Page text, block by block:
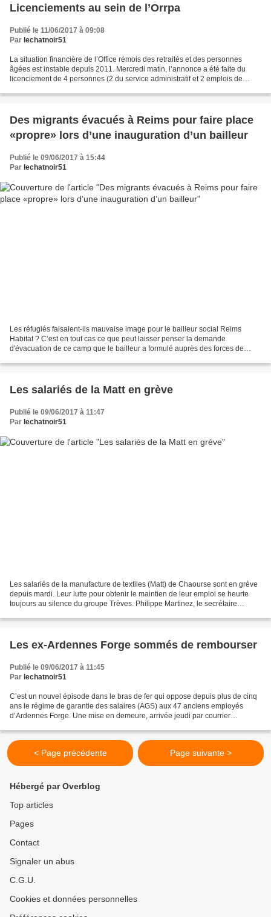
Licenciements au sein de l’Orrpa
Publié le 11/06/2017 à 09:08
Par lechatnoir51
La situation financière de l’Office rémois des retraités et des personnes
âgées est instable depuis 2011. Mercredi matin, l’annonce a été faite du
licenciement de 4 personnes (2 du service administratif et 2 emplois de
Des migrants évacués à Reims pour faire place
«propre» lors d’une inauguration d’un bailleur
Publié le 09/06/2017 à 15:44
Par lechatnoir51
Les réfugiés faisaient-ils mauvaise image pour le bailleur social Reims
Habitat ? C’est en tout cas ce que peut laisser penser la demande
d'évacuation de ce camp que le bailleur a formulé auprès des forces de
Les salariés de la Matt en grève
Publié le 09/06/2017 à 11:47
Par lechatnoir51
Les salariés de la manufacture de textiles (Matt) de Chaourse sont en grève
depuis mardi. Leur lutte pour obtenir le maintien de leur emploi se heurte
toujours au silence du groupe Trèves. Philippe Martinez, le secrétaire
Les ex-Ardennes Forge sommés de rembourser
Publié le 09/06/2017 à 11:45
Par lechatnoir51
C’est un nouvel épisode dans le bras de fer qui oppose depuis plus de cinq
ans le régime de garantie des salaires (AGS) aux 47 anciens employés
d’Ardennes Forge. Une mise en demeure, arrivée jeudi par courrier
< Page précédente Page suivante >
Hébergé par Overblog
Top articles
Pages
Contact
Signaler un abus
C.G.U.
Cookies et données personnelles